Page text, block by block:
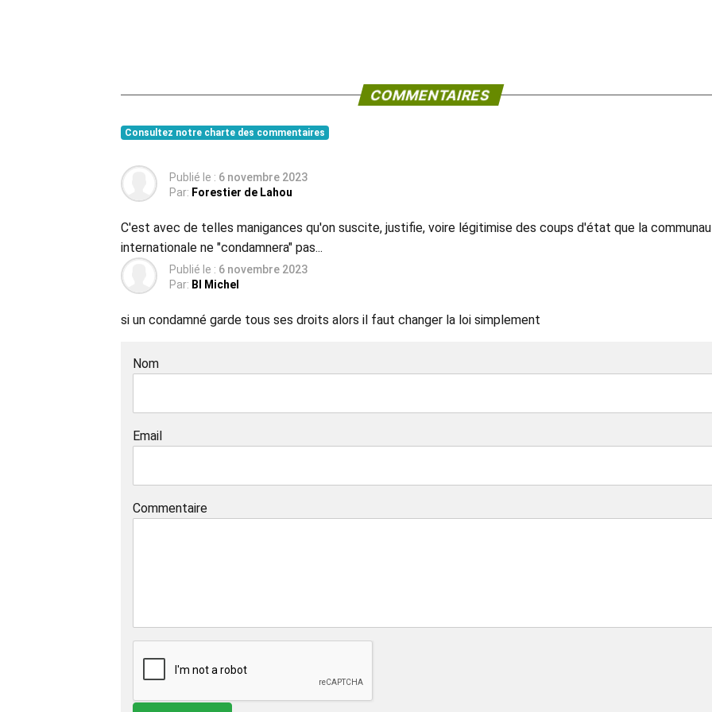
COMMENTAIRES
Consultez notre charte des commentaires
Publié le : 6 novembre 2023
Par: Forestier de Lahou
C'est avec de telles manigances qu'on suscite, justifie, voire légitimise des coups d'état que la
internationale ne "condamnera" pas...
Publié le : 6 novembre 2023
Par: BI Michel
si un condamné garde tous ses droits alors il faut changer la loi simplement
Nom
Email
Commentaire